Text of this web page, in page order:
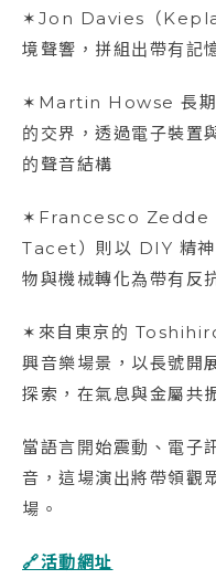
✶Jon Davies（Kepla
境聲響，拼組出帶有記
✶Martin Howse 長期
的交界，透過電子裝置
的聲音結構
✶Francesco Zedde
Tacet）則以 DIY 精神
物與機械轉化為帶有反
✶來自東京的
興音樂場景，以長號開
探索，在氣息與金屬共
當語言開始震動、電子
音，這場演出將帶領觀
場。
🔗活動網址